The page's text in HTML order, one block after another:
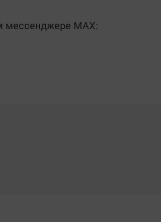
мессенджере MАХ: